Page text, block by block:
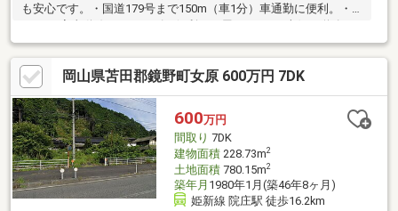
も安心です。・国道179号まで150m（車1分）車通勤に便利。・
DKから家事動線がスムーズで便利な平屋4SDK。・南側に道路が
あり、南向きで日当たり良好。【周辺施設】・道の駅 奥津温泉ま
で400m（徒歩5分）・奥津温泉 花美人の里まで450m（徒歩6
分）・ローソン鏡野町女原店まで6200m（車13分）・PLANT-5鏡
野店まで19300m（車39分）
岡山県苫田郡鏡野町女原 600万円 7DK
600万円
間取り 7DK
建物面積228.73m2
土地面積780.15m2
築年月 1980年1月(築46年8ヶ月)
姫新線 院庄駅 徒歩16.2km